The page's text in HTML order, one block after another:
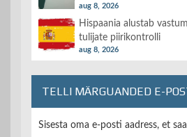
aug 8, 2026
Hispaania alustab
tulijate piirikontrolli
aug 8, 2026
TELLI MÄRGUANDED E-
Sisesta oma e-posti aadress, et